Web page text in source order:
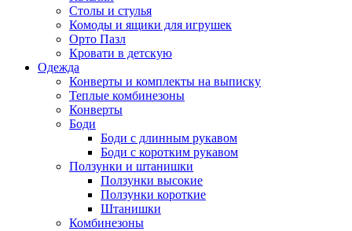
Столы и стулья
Комоды и ящики для игрушек
Орто Пазл
Кровати в детскую
Одежда
Конверты и комплекты на выписку
Теплые комбинезоны
Конверты
Боди
Боди с длинным рукавом
Боди с коротким рукавом
Ползунки и штанишки
Ползунки высокие
Ползунки короткие
Штанишки
Комбинезоны